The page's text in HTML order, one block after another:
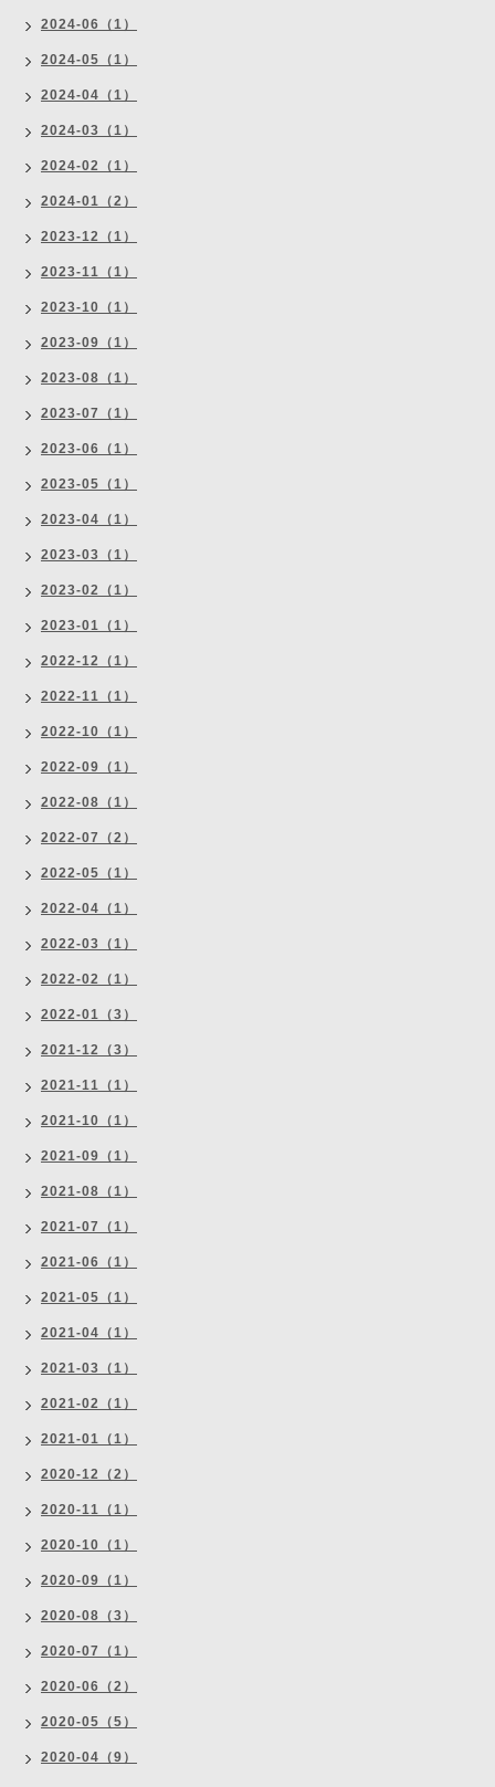
2024-06（1）
2024-05（1）
2024-04（1）
2024-03（1）
2024-02（1）
2024-01（2）
2023-12（1）
2023-11（1）
2023-10（1）
2023-09（1）
2023-08（1）
2023-07（1）
2023-06（1）
2023-05（1）
2023-04（1）
2023-03（1）
2023-02（1）
2023-01（1）
2022-12（1）
2022-11（1）
2022-10（1）
2022-09（1）
2022-08（1）
2022-07（2）
2022-05（1）
2022-04（1）
2022-03（1）
2022-02（1）
2022-01（3）
2021-12（3）
2021-11（1）
2021-10（1）
2021-09（1）
2021-08（1）
2021-07（1）
2021-06（1）
2021-05（1）
2021-04（1）
2021-03（1）
2021-02（1）
2021-01（1）
2020-12（2）
2020-11（1）
2020-10（1）
2020-09（1）
2020-08（3）
2020-07（1）
2020-06（2）
2020-05（5）
2020-04（9）